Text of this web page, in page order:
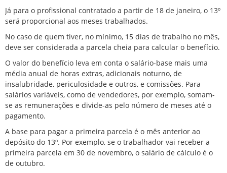
Já para o profissional contratado a partir de 18 de janeiro, o 13º
será proporcional aos meses trabalhados.
No caso de quem tiver, no mínimo, 15 dias de trabalho no mês,
deve ser considerada a parcela cheia para calcular o benefício.
O valor do benefício leva em conta o salário-base mais uma
média anual de horas extras, adicionais noturno, de
insalubridade, periculosidade e outros, e comissões. Para
salários variáveis, como de vendedores, por exemplo, somam-
se as remunerações e divide-as pelo número de meses até o
pagamento.
A base para pagar a primeira parcela é o mês anterior ao
depósito do 13º. Por exemplo, se o trabalhador vai receber a
primeira parcela em 30 de novembro, o salário de cálculo é o
de outubro.